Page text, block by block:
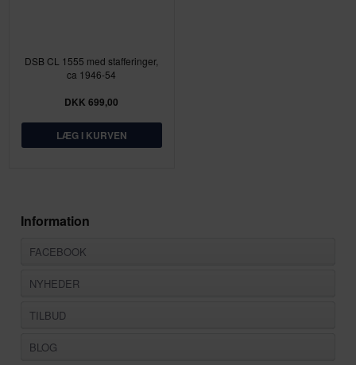
DSB CL 1555 med stafferinger,
ca 1946-54
DKK 699,00
Information
FACEBOOK
NYHEDER
TILBUD
BLOG